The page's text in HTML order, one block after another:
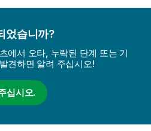
었습니까?
에서 오타, 누락된 단계 또는 기
견하면 알려 주십시오!
십시오.